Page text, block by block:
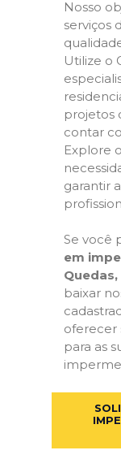
Nosso
serviços
Utilize o
projetos
contar
Explore
garantir
Se você
em
Quedas,
baixar
oferecer
para as